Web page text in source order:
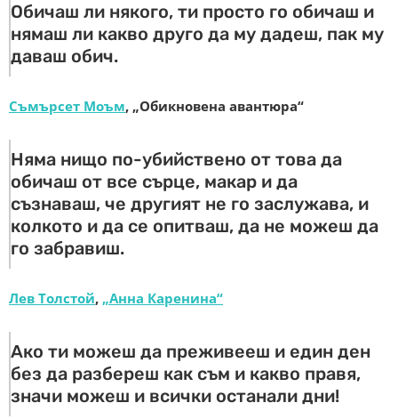
Обичаш ли някого, ти просто го обичаш и
нямаш ли какво друго да му дадеш, пак му
даваш обич.
Съмърсет Моъм, „Обикновена авантюра“
Няма нищо по-убийствено от това да
обичаш от все сърце, макар и да
съзнаваш, че другият не го заслужава, и
колкото и да се опитваш, да не можеш да
го забравиш.
Лев Толстой, „Анна Каренина“
Ако ти можеш да преживееш и един ден
без да разбереш как съм и какво правя,
значи можеш и всички останали дни!